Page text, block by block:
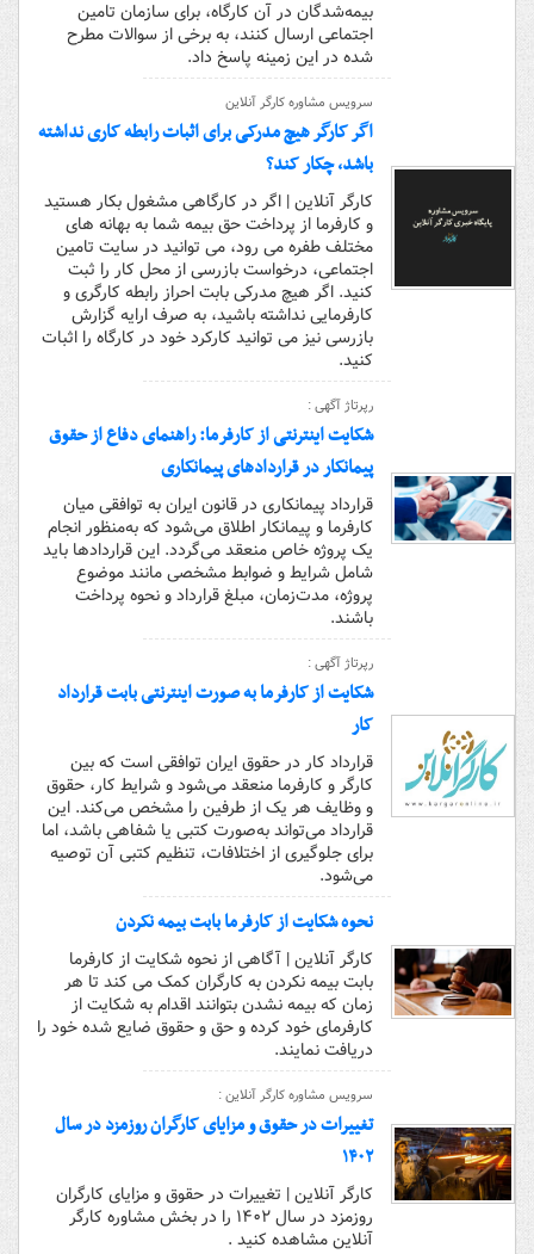
بیمه‌شدگان در آن کارگاه، برای سازمان تامین
اجتماعی ارسال کنند، به برخی از سوالات مطرح
شده در این زمینه پاسخ داد.
سرویس مشاوره کارگر آنلاین
اگر کارگر هیچ مدرکی برای اثبات رابطه کاری نداشته
باشد، چکار کند؟
کارگر آنلاین | اگر در کارگاهی مشغول بکار هستید
و کارفرما از پرداخت حق بیمه شما به بهانه های
مختلف طفره می رود، می توانید در سایت تامین
اجتماعی، درخواست بازرسی از محل کار را ثبت
کنید. اگر هیچ مدرکی بابت احراز رابطه کارگری و
کارفرمایی نداشته باشید، به صرف ارایه گزارش
بازرسی نیز می توانید کارکرد خود در کارگاه را اثبات
کنید.
رپرتاژ آگهی :
شکایت اینترنتی از کارفرما: راهنمای دفاع از حقوق
پیمانکار در قراردادهای پیمانکاری
قرارداد پیمانکاری در قانون ایران به توافقی میان
کارفرما و پیمانکار اطلاق می‌شود که به‌منظور انجام
یک پروژه خاص منعقد می‌گردد. این قراردادها باید
شامل شرایط و ضوابط مشخصی مانند موضوع
پروژه، مدت‌زمان، مبلغ قرارداد و نحوه پرداخت
باشند.
رپرتاژ آگهی :
شکایت از کارفرما به صورت اینترنتی بابت قرارداد
کار
قرارداد کار در حقوق ایران توافقی است که بین
کارگر و کارفرما منعقد می‌شود و شرایط کار، حقوق
و وظایف هر یک از طرفین را مشخص می‌کند. این
قرارداد می‌تواند به‌صورت کتبی یا شفاهی باشد، اما
برای جلوگیری از اختلافات، تنظیم کتبی آن توصیه
می‌شود.
نحوه شکایت از کارفرما بابت بیمه نکردن
کارگر آنلاین | آگاهی از نحوه شکایت از کارفرما
بابت بیمه نکردن به کارگران کمک می کند تا هر
زمان که بیمه نشدن بتوانند اقدام به شکایت از
کارفرمای خود کرده و حق و حقوق ضایع شده خود را
دریافت نمایند.
سرویس مشاوره کارگر آنلاین :
تغییرات در حقوق و مزایای کارگران روزمزد در سال
۱۴۰۲
کارگر آنلاین | تغییرات در حقوق و مزایای کارگران
روزمزد در سال ۱۴۰۲ را در بخش مشاوره کارگر
آنلاین مشاهده کنید .